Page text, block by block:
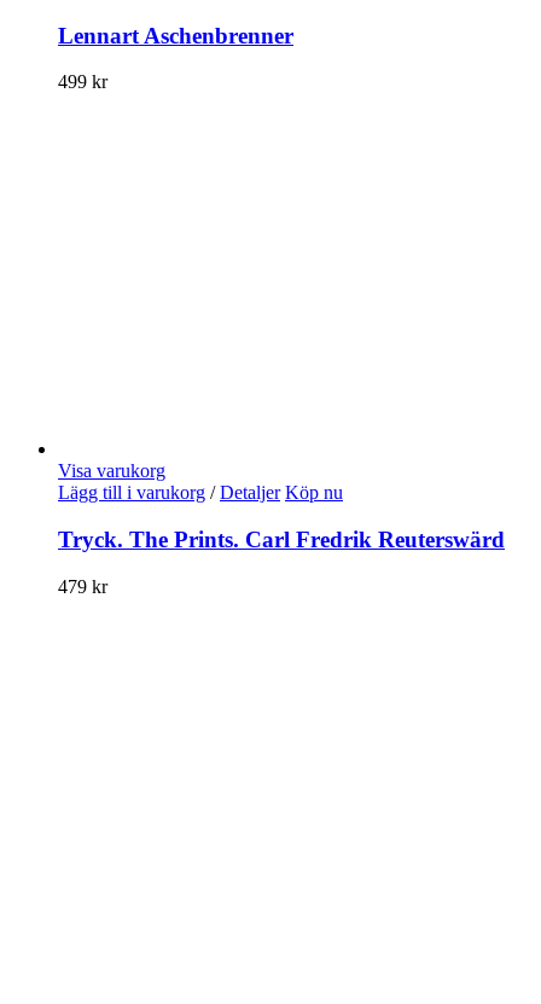
Lennart Aschenbrenner
499 kr
Visa varukorg
Lägg till i varukorg / Detaljer Köp nu
Tryck. The Prints. Carl Fredrik Reuterswärd
479 kr